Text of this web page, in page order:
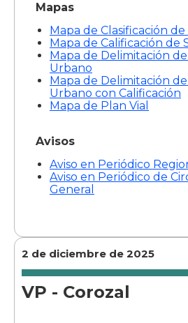
Mapas
Mapa de Clasificación
Mapa de Calificación de
Mapa de Delimitación
Urbano
Mapa de Delimitación
Urbano con Calificación
Mapa de Plan Vial
Avisos
Aviso en Periódico
Aviso en Periódico de
General
2 de diciembre de 2025
VP - Corozal